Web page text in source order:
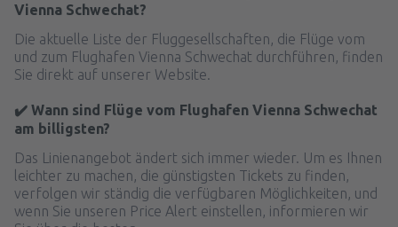
Vienna Schwechat?
Die aktuelle Liste der Fluggesellschaften, die Flüge vom
und zum Flughafen Vienna Schwechat durchführen, finden
Sie direkt auf unserer Website.
✔️ Wann sind Flüge vom Flughafen Vienna Schwechat
am billigsten?
Das Linienangebot ändert sich immer wieder. Um es Ihnen
leichter zu machen, die günstigsten Tickets zu finden,
verfolgen wir ständig die verfügbaren Möglichkeiten, und
wenn Sie unseren Price Alert einstellen, informieren wir